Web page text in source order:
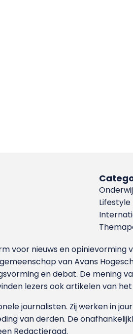
Lifestyle
voor nieuws en
van Avans
en debat. De mening
lezers ook artikelen van
journalisten. Zij werken in
van derden. De
Redactieraad.